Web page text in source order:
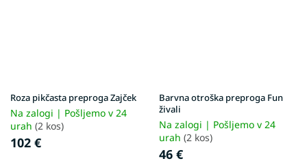
Roza pikčasta preproga Zajček
Na zalogi | Pošljemo v 24
urah (2 kos)
102 €
Barvna otroška preproga Fun
živali
Na zalogi | Pošljemo v 24
urah (2 kos)
46 €